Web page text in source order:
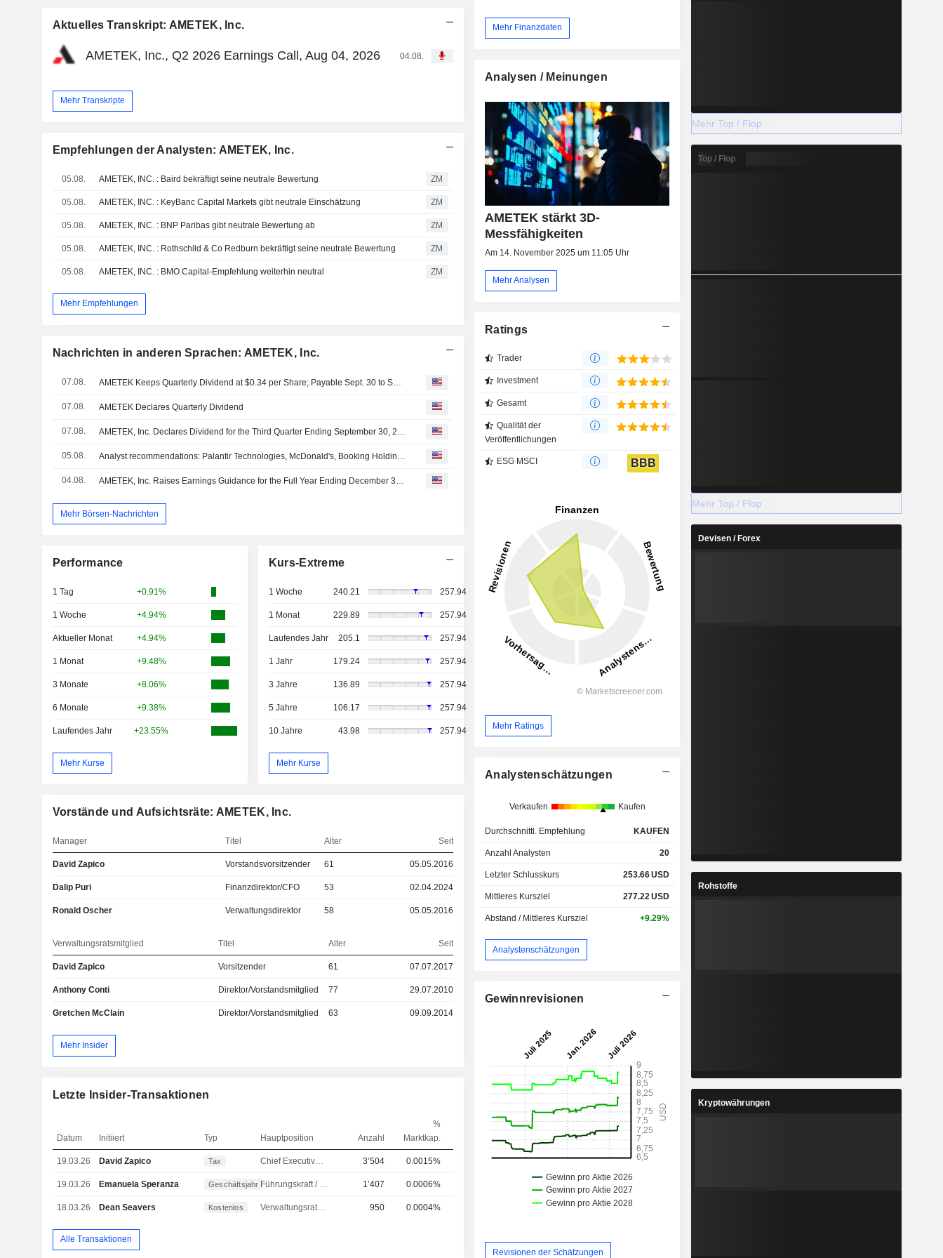
Aktuelles Transkript: AMETEK, Inc.
AMETEK, Inc., Q2 2026 Earnings Call, Aug 04, 2026 04.08.
Mehr Transkripte
Empfehlungen der Analysten: AMETEK, Inc.
05.08. AMETEK, INC. : Baird bekräftigt seine neutrale Bewertung ZM
05.08. AMETEK, INC. : KeyBanc Capital Markets gibt neutrale Einschätzung ZM
05.08. AMETEK, INC. : BNP Paribas gibt neutrale Bewertung ab ZM
05.08. AMETEK, INC. : Rothschild & Co Redburn bekräftigt seine neutrale Bewertung ZM
05.08. AMETEK, INC. : BMO Capital-Empfehlung weiterhin neutral ZM
Mehr Empfehlungen
Nachrichten in anderen Sprachen: AMETEK, Inc.
07.08. AMETEK Keeps Quarterly Dividend at $0.34 per Share; Payable Sept. 30 to Shareholders of Record as of Sept. 15
07.08. AMETEK Declares Quarterly Dividend
07.08. AMETEK, Inc. Declares Dividend for the Third Quarter Ending September 30, 2026, Payable on September 30, 2026
05.08. Analyst recommendations: Palantir Technologies, McDonald's, Booking Holdings, Arista Networks, Amgen...
04.08. AMETEK, Inc. Raises Earnings Guidance for the Full Year Ending December 31, 2026
Mehr Börsen-Nachrichten
Performance
1 Tag +0.91%
1 Woche +4.94%
Aktueller Monat +4.94%
1 Monat +9.48%
3 Monate +8.06%
6 Monate +9.38%
Laufendes Jahr +23.55%
Mehr Kurse
Kurs-Extreme
1 Woche 240.21 257.94
1 Monat 229.89 257.94
Laufendes Jahr 205.1 257.94
1 Jahr 179.24 257.94
3 Jahre 136.89 257.94
5 Jahre 106.17 257.94
10 Jahre 43.98 257.94
Mehr Kurse
Vorstände und Aufsichtsräte: AMETEK, Inc.
Manager Titel Alter Seit
David Zapico Vorstandsvorsitzender 61 05.05.2016
Dalip Puri Finanzdirektor/CFO 53 02.04.2024
Ronald Oscher Verwaltungsdirektor 58 05.05.2016
Verwaltungsratsmitglied Titel Alter Seit
David Zapico Vorsitzender 61 07.07.2017
Anthony Conti Direktor/Vorstandsmitglied 77 29.07.2010
Gretchen McClain Direktor/Vorstandsmitglied 63 09.09.2014
Mehr Insider
Letzte Insider-Transaktionen
Datum Initiiert Typ Hauptposition Anzahl
%
Marktkap.
19.03.26 David Zapico Tax 3’504 0.0015%
19.03.26 Emanuela Speranza Geschäftsjahr 1’407 0.0006%
18.03.26 Dean Seavers Kostenlos 950 0.0004%
Alle Transaktionen
Mehr Finanzdaten
Analysen / Meinungen
AMETEK stärkt 3D-
Messfähigkeiten
Am 14. November 2025 um 11:05 Uhr
Mehr Analysen
Ratings
Trader
Investment
Gesamt
Qualität der
Veröffentlichungen
ESG MSCI BBB
Mehr Ratings
Analystenschätzungen
Verkaufen Kaufen
Durchschnittl. Empfehlung KAUFEN
Anzahl Analysten 20
Letzter Schlusskurs 253.66USD
Mittleres Kursziel 277.22USD
Abstand / Mittleres Kursziel +9.29%
Analystenschätzungen
Gewinnrevisionen
Revisionen der Schätzungen
Mehr Top / Flop
Top / Flop
Mehr Top / Flop
Devisen / Forex
Rohstoffe
Kryptowährungen